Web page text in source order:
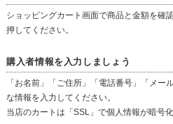
ショッピングカート画面で商品と金額を確
押してください。
購入者情報を入力しましょう
「お名前」「ご住所」「電話番号」「メー
な情報を入力してください。
当店のカートは「SSL」で個人情報が暗号